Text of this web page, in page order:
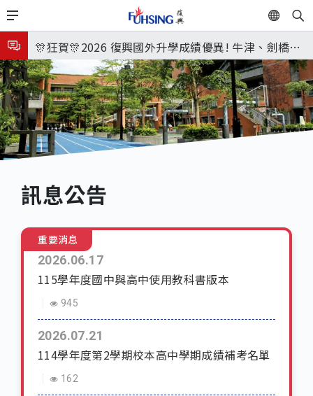
移
至
主
內
容
EN
🎉🎉🎉狂賀! 12望蘇同學榮錄MIT麻省理工學院，本校
連續兩年錄取世界第一學府！
🎊狂賀🎊2026 復興國外升學成績優異! 牛津、劍橋首
次雙星閃耀✨
115年校本部大學榜單再創佳績🎉，32％達醫學系錄
取標準、62%達台大錄取標準。各組合4科60級分9人
🎊
7月27日 中學暑輔開始
8月3日 分科成績公布
🎉🎉🎉狂賀! 12望蘇同學榮錄MIT麻省理工學院，本校
連續兩年錄取世界第一學府！
訊息公告
重要消息
2026.06.17
115學年度國中與高中使用教科書版本
945
2026.07.21
114學年度第2學期校本高中學期成績補考名單
162